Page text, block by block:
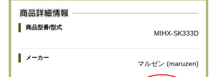
商品型番/型式
MIHX-SK333D
メーカー
マルゼン (maruzen)